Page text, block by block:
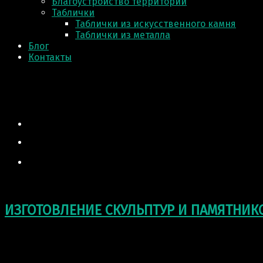
Таблички
Таблички из искусственного камня
Таблички из металла
Блог
Контакты
ИЗГОТОВЛЕНИЕ СКУЛЬПТУР И